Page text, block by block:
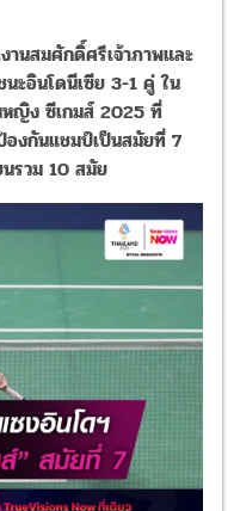
นสมศักดิ์ศรีเจ้าภาพและ
ะอินโดนีเซีย 3-1 คู่ ใน
ญิง ซีเกมส์ 2025 ที่
องกันแชมป์เป็นสมัยที่ 7
นรวม 10 สมัย